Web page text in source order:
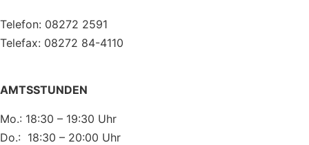
Telefon: 08272 2591
Telefax: 08272 84-4110
AMTSSTUNDEN
Mo.: 18:30 – 19:30 Uhr
Do.: 18:30 – 20:00 Uhr